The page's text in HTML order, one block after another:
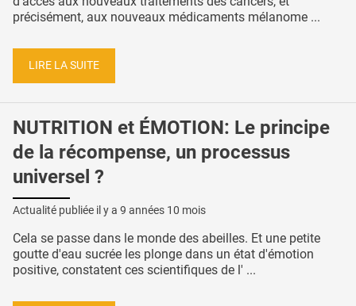
précisément, aux nouveaux médicaments mélanome ...
LIRE LA SUITE
NUTRITION et ÉMOTION: Le principe
de la récompense, un processus
universel ?
Actualité publiée il y a 9 années 10 mois
Cela se passe dans le monde des abeilles. Et une petite
goutte d'eau sucrée les plonge dans un état d'émotion
positive, constatent ces scientifiques de l' ...